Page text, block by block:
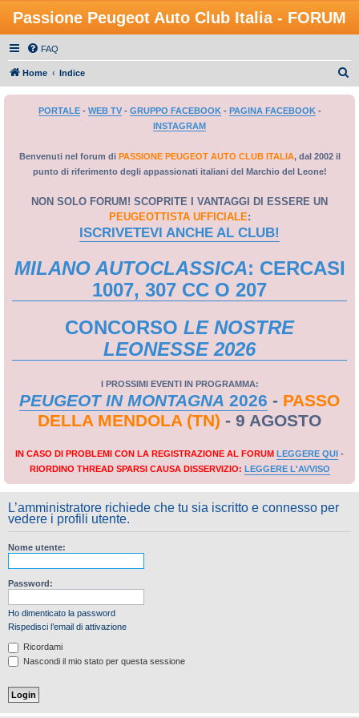
Passione Peugeot Auto Club Italia - FORUM
FAQ
Home Indice
PORTALE- WEB TV- GRUPPO FACEBOOK- PAGINA FACEBOOK-
INSTAGRAM
Benvenuti nel forum di PASSIONE PEUGEOT AUTO CLUB ITALIA, dal 2002 il
punto di riferimento degli appassionati italiani del Marchio del Leone!
NON SOLO FORUM! SCOPRITE I VANTAGGI DI ESSERE UN
PEUGEOTTISTA UFFICIALE:
ISCRIVETEVI ANCHE AL CLUB!
MILANO AUTOCLASSICA: CERCASI
1007, 307 CC O 207
CONCORSO LE NOSTRE
LEONESSE 2026
I PROSSIMI EVENTI IN PROGRAMMA:
PEUGEOT IN MONTAGNA 2026 - PASSO
DELLA MENDOLA (TN) - 9 AGOSTO
IN CASO DI PROBLEMI CON LA REGISTRAZIONE AL FORUM LEGGERE QUI -
RIORDINO THREAD SPARSI CAUSA DISSERVIZIO: LEGGERE L'AVVISO
L’amministratore richiede che tu sia iscritto e connesso per
vedere i profili utente.
Nome utente:
Password:
Ho dimenticato la password
Rispedisci l’email di attivazione
Ricordami
Nascondi il mio stato per questa sessione